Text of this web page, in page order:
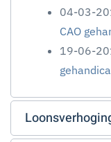
04-03-
CAO
19-06-